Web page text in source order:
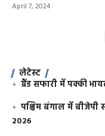
April 7, 2024
लेटेस्ट
ग्रैंड सफारी में पक्की
पश्चिम बंगाल में बीजेपी
2026